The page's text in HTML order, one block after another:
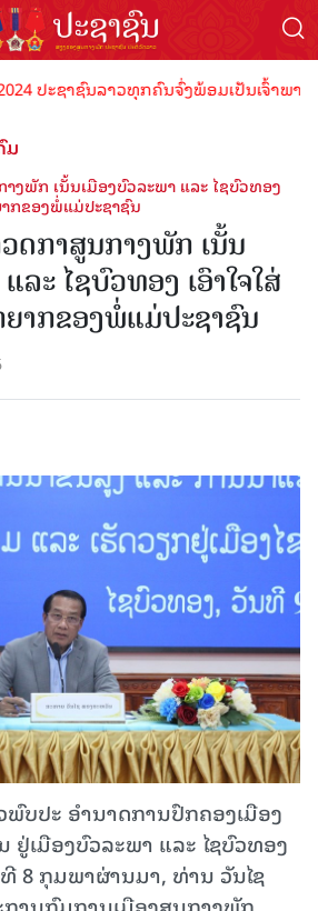
ະຊາຊົນລາວທຸກຄົນຈົ່ງພ້ອມເປັນເຈົ້າພາບທີ່
ມ
ງພັກ ເນັ້ນເມືອງບົວລະພາ ແລະ ໄຊບົວທອງ
າກຂອງພໍ່ແມ່ປະຊາຊົນ
ດກາສູນກາງພັກ ເນັ້ນ
ລະ ໄຊບົວທອງ ເອົາໃຈໃສ່
າກຂອງພໍ່ແມ່ປະຊາຊົນ
ພົບປະ ອຳນາດການປົກຄອງເມືອງ
ຢູ່ເມືອງບົວລະພາ ແລະ ໄຊບົວທອງ
8 ກຸມພາຜ່ານມາ, ທ່ານ ວັນໄຊ